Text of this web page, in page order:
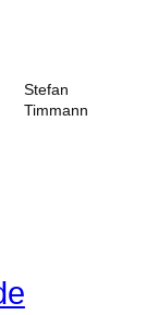
Stefan
Timmann